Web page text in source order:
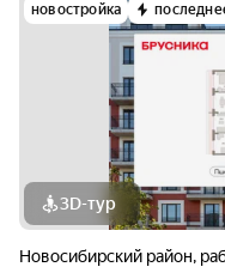
новостройка
3D-тур
Новосибирский район,